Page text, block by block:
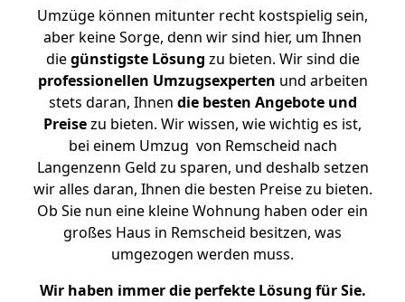
Umzüge können mitunter recht kostspielig sein,
aber keine Sorge, denn wir sind hier, um Ihnen
diegünstigste Lösung zu bieten. Wir sind die
professionellen Umzugsexperten und arbeiten
stets daran, Ihnen die besten Angebote und
Preisezu bieten. Wir wissen, wie wichtig es ist,
bei einem Umzug von Remscheid nach
Langenzenn Geld zu sparen, und deshalb setzen
wir alles daran, Ihnen die besten Preise zu bieten.
Ob Sie nun eine kleine Wohnung haben oder ein
großes Haus in Remscheid besitzen, was
umgezogen werden muss.
Wir haben immer die perfekte Lösung für Sie.